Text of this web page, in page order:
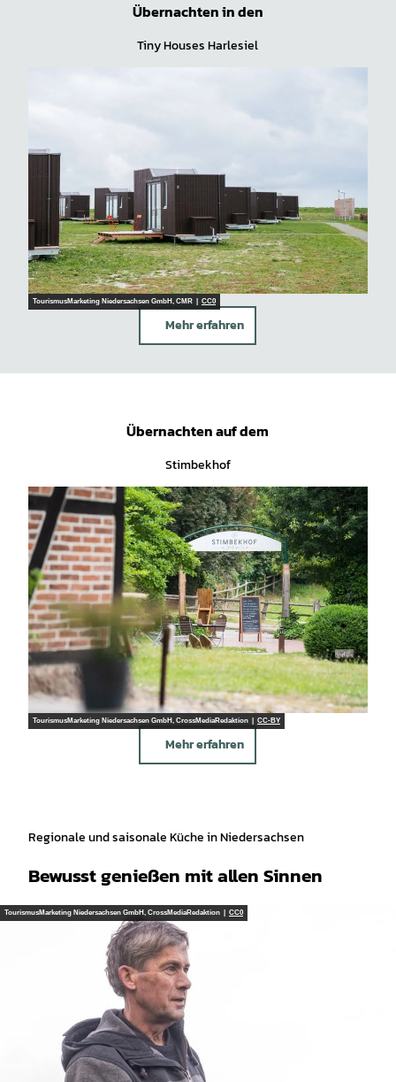
Übernachten in den
Tiny Houses Harlesiel
TourismusMarketing Niedersachsen GmbH, CMR | CC0
Mehr erfahren
Übernachten auf dem
Stimbekhof
TourismusMarketing Niedersachsen GmbH, CrossMediaRedaktion | CC-BY
Mehr erfahren
Regionale und saisonale Küche in Niedersachsen
Bewusst genießen mit allen Sinnen
TourismusMarketing Niedersachsen GmbH, CrossMediaRedaktion | CC0